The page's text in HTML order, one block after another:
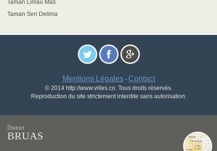
Taman Limau Mas
Taman Seri Delima
Mentions Légales- Contact
© 2014 http://www.villes.co. Tous droits réservés.
Reproduction du site strictement interdite sans autorisation.
District
BRUAS